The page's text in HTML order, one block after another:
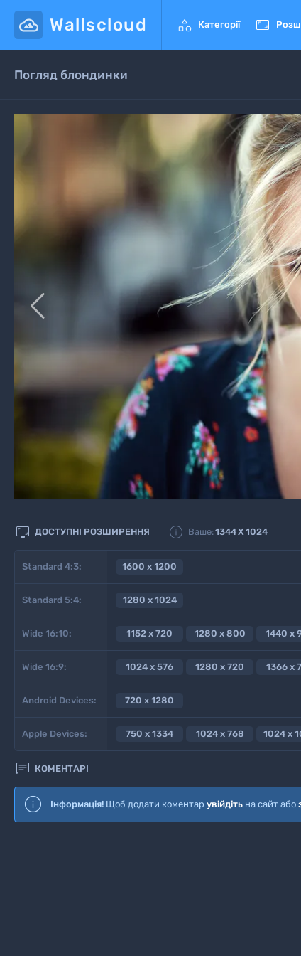
Wallscloud  Категорії 
Погляд блондинки

 ДОСТУПНІ РОЗШИРЕННЯ  Ваше:1344X 1024
Standard 4:3: 1600 x 1200
Standard 5:4: 1280 x 1024
Wide 16:10: 1152 x 720 1280 x 800 1440 x
Wide 16:9: 1024 x 576 1280 x 720 1366 x
Android Devices: 720 x 1280
Apple Devices: 750 x 1334 1024 x 768 1024 x
 КОМЕНТАРІ
Інформація! Щоб додати коментар увійдіть на сайт або